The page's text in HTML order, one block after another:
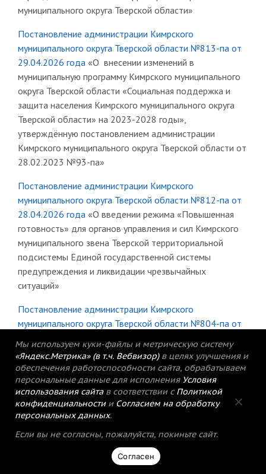
муниципального округа Тверской области»
Постановление администрации Кимрского
муниципального округа Тверской области №813-па от
29.04.2026 года «О внесении изменений в
муниципальную программу Кимрского муниципального
округа Тверской области «Социальная поддержка и
защита населения Кимрского муниципального округа
Тверской области» на 2023-2028 годы»,
утверждённую постановлением администрации
Кимрского муниципального округа Тверской области от
28.02.2023 №93-па»
Постановление администрации Кимрского
муниципального округа Тверской области №812-па от
28.04.2026 года «О введении режима «Повышенная
готовность» для органов управления и сил Кимрского
муниципального звена Тверской территориальной
подсистемы Единой государственной системы
предупреждения и ликвидации чрезвычайных
ситуаций»
Постановление администрации Кимрского
муниципального округа Тверской области №804-па от
готовоность» для органов управления и сил Кимрского
муниципального звена Тверской территориальной
подсистемы Единой государственной системы
предупреждения и ликвидации чрезвычайных
ситуаций»
Постановление администрации Кимрского
муниципального округа Тверской области №789-па от
«О внесении изменений в
Мы используем куки-файлы и метрическую систему
«Яндекс.Метрика» (в т.ч. Вебвизор) в целях улучшения и
обеспечения работоспособности сайта, обрабатываем
персональные данные для исполнения Условия
использования сайтав соответствии с Политикой
конфиденциальностии Согласием на обработку
персональных данных.
Если вы не согласны, пожалуйста, покиньте сайт.
Согласен